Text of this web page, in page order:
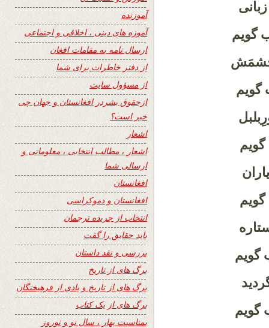
گویم
گویم
گویم
گویم
گویم
آموزنده
آموزه های دینی ، اخلاقی و اجتماعی
ارسال نامه به مقامات افغان
از دفتر خاطرات برای شما
از مسؤول سایت
ازحقوق بشردر افغانستان و جهان چی
خبر است؟
اشعار
اشعار ، مطالب انتخابی ، معلوماتی و
ارسالی شما
افغانستان
افغانستان و دموکراسی
انتخاب از جریده ترجمان
باید حقایق را گفت
بررسی و نقد داستان
برگ های از تاریخ
برگ های از تاریخ و یادی از فرهیختگان
برگ های از یک کتاب
بمناسبت بهار ، سال نو و نوروز